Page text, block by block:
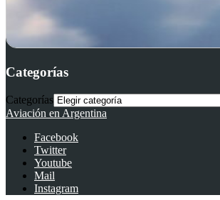
Categorías
Categorías
Aviación en Argentina
Facebook
Twitter
Youtube
Mail
Instagram